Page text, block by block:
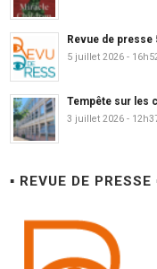
Revue de presse
5 juillet 2026 -
Tempête sur les
3 juillet 2026 -
▪ REVUE DE PRESSE